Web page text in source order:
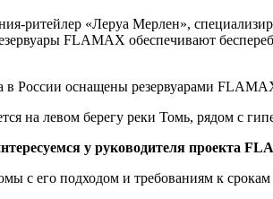
ритейлер «Леруа Мерлен»,
FLAMAX обеспечивают
в России оснащены резервуарами
на левом берегу реки Томь, рядом с
у руководителя проекта
с его подходом и требованиям к срокам